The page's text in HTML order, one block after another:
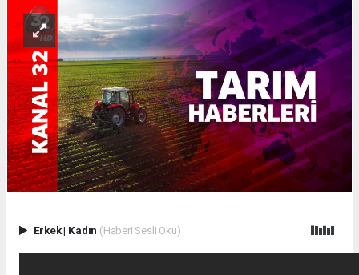
Erkek| Kadın (Haberi Sesli Oku)